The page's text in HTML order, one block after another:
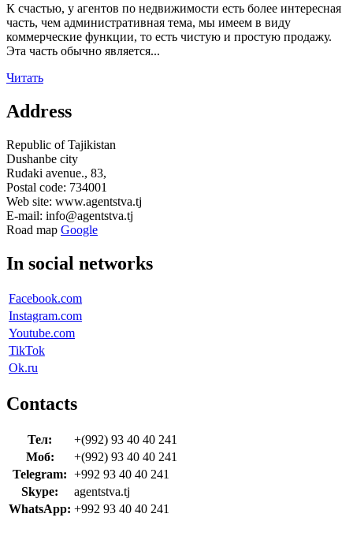
К счастью, у агентов по недвижимости есть более интересная
часть, чем административная тема, мы имеем в виду
коммерческие функции, то есть чистую и простую продажу.
Эта часть обычно является...
Читать
Address
Republic of Tajikistan
Dushanbe city
Rudaki avenue., 83,
Postal code: 734001
Web site: www.agentstva.tj
E-mail: info@agentstva.tj
Road map Google
In social networks
Facebook.com
Instagram.com
Youtube.com
TikTok
Ok.ru
Contacts
Тел:
+(992) 93 40 40 241
Моб:
+(992) 93 40 40 241
Telegram: +992 93 40 40 241
Skype:
agentstva.tj
WhatsApp: +992 93 40 40 241